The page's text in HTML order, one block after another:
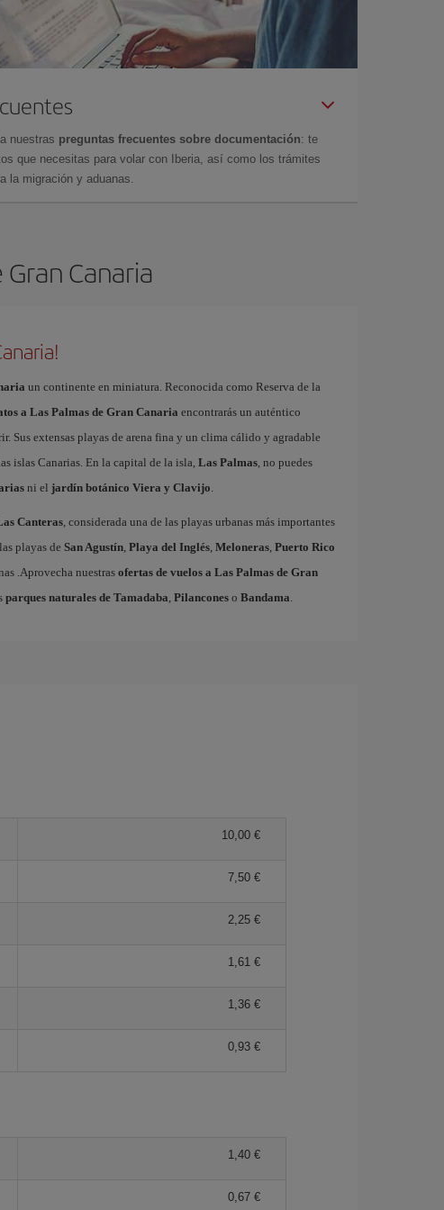
nuestras preguntas frecuentes sobre documentación: te
que necesitas para volar con Iberia, así como los trámites
la migración y aduanas.
Canaria
un continente en miniatura. Reconocida como Reserva de la
a Las Palmas de Gran Canaria encontrarás un auténtico
Sus extensas playas de arena fina y un clima cálido y agradable
islas Canarias. En la capital de la isla, Las Palmas, no puedes
ni el jardín botánico Viera y Clavijo.
Canteras, considerada una de las playas urbanas más importantes
playas de San Agustín, Playa del Inglés, Meloneras, Puerto Rico
.Aprovecha nuestras ofertas de vuelos a Las Palmas de Gran
parques naturales de Tamadaba, Pilanconeso Bandama.
10,00 €
7,50 €
2,25 €
1,61 €
1,36 €
0,93 €
1,40 €
0,67 €